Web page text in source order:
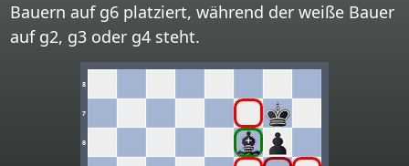
Bauern auf g6 platziert, während der weiße Bauer
auf g2, g3 oder g4 steht.